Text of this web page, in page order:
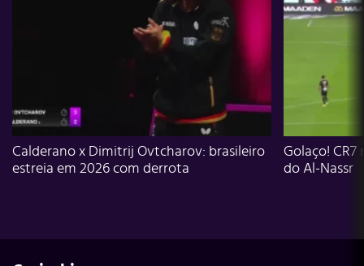
Calderano x Dimitrij Ovtcharov: brasileiro
estreia em 2026 com derrota
Golaço!
do Al-Nassr